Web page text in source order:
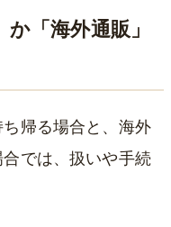
「海外通販」
帰る場合と、海外
では、扱いや手続